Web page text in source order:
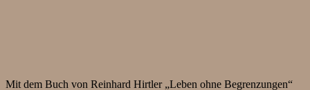
Mit dem Buch von Reinhard Hirtler „Leben ohne Begrenzungen“